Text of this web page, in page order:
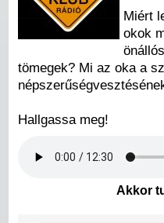
Miért
okok
tömegek? Mi az oka a
Hallgassa meg!
Akkor